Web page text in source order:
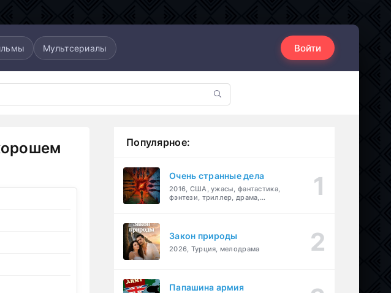
Мультсериалы Войти
Популярное:
Очень странные дела
2016, США, ужасы, фантастика,
фэнтези, триллер, драма,
Закон природы
2026, Турция, мелодрама
Папашина армия